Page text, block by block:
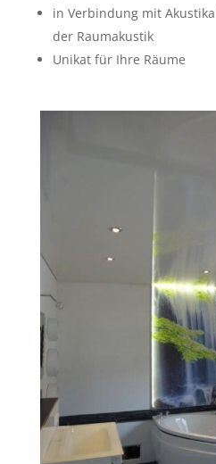
in Verbindung mit
der Raumakustik
Unikat für Ihre Räume